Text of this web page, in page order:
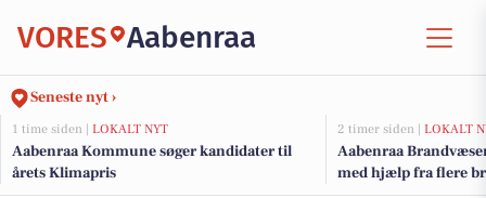
VORES Aabenraa
Seneste nyt ›
1 time siden | LOKALT NYT
Aabenraa Kommune søger kandidater til
årets Klimapris
2 timer siden | LOKALT
Aabenraa
med hjælp fra flere